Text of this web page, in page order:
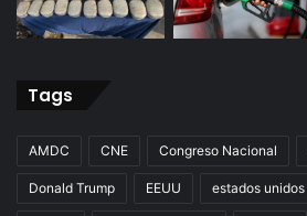
Tags
AMDC CNE Congreso Nacional
Donald Trump EEUU estados unidos